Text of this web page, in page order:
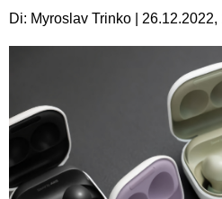
Di: Myroslav Trinko | 26.12.2022,